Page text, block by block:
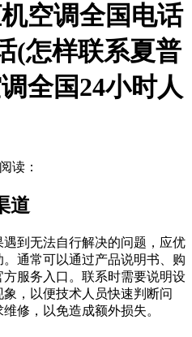
空调全国电话
(怎样联系夏普
全国24小时人
阅读：
道
到无法自行解决的问题，应优
通常可以通过产品说明书、购
服务入口。联系时需要说明设
，以便技术人员快速判断问
修，以免造成额外损失。